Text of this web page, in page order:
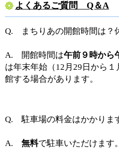
よくあるご質問 Q＆A
Q. まちりあの開館時間は？
A. 開館時間は午前９時から
は年末年始（12月29日から
館する場合があります。
Q. 駐車場の料金はかかりま
A. 無料で駐車いただけます。